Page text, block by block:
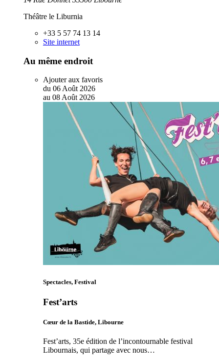
Théâtre le Liburnia
+33 5 57 74 13 14
Site internet
Au même endroit
Ajouter aux favoris
du 06Août 2026
au 08Août 2026
Spectacles, Festival
Fest’arts
Cœur de la Bastide, Libourne
Fest’arts, 35e édition de l’incontournable festival
Libournais, qui partage avec nous…